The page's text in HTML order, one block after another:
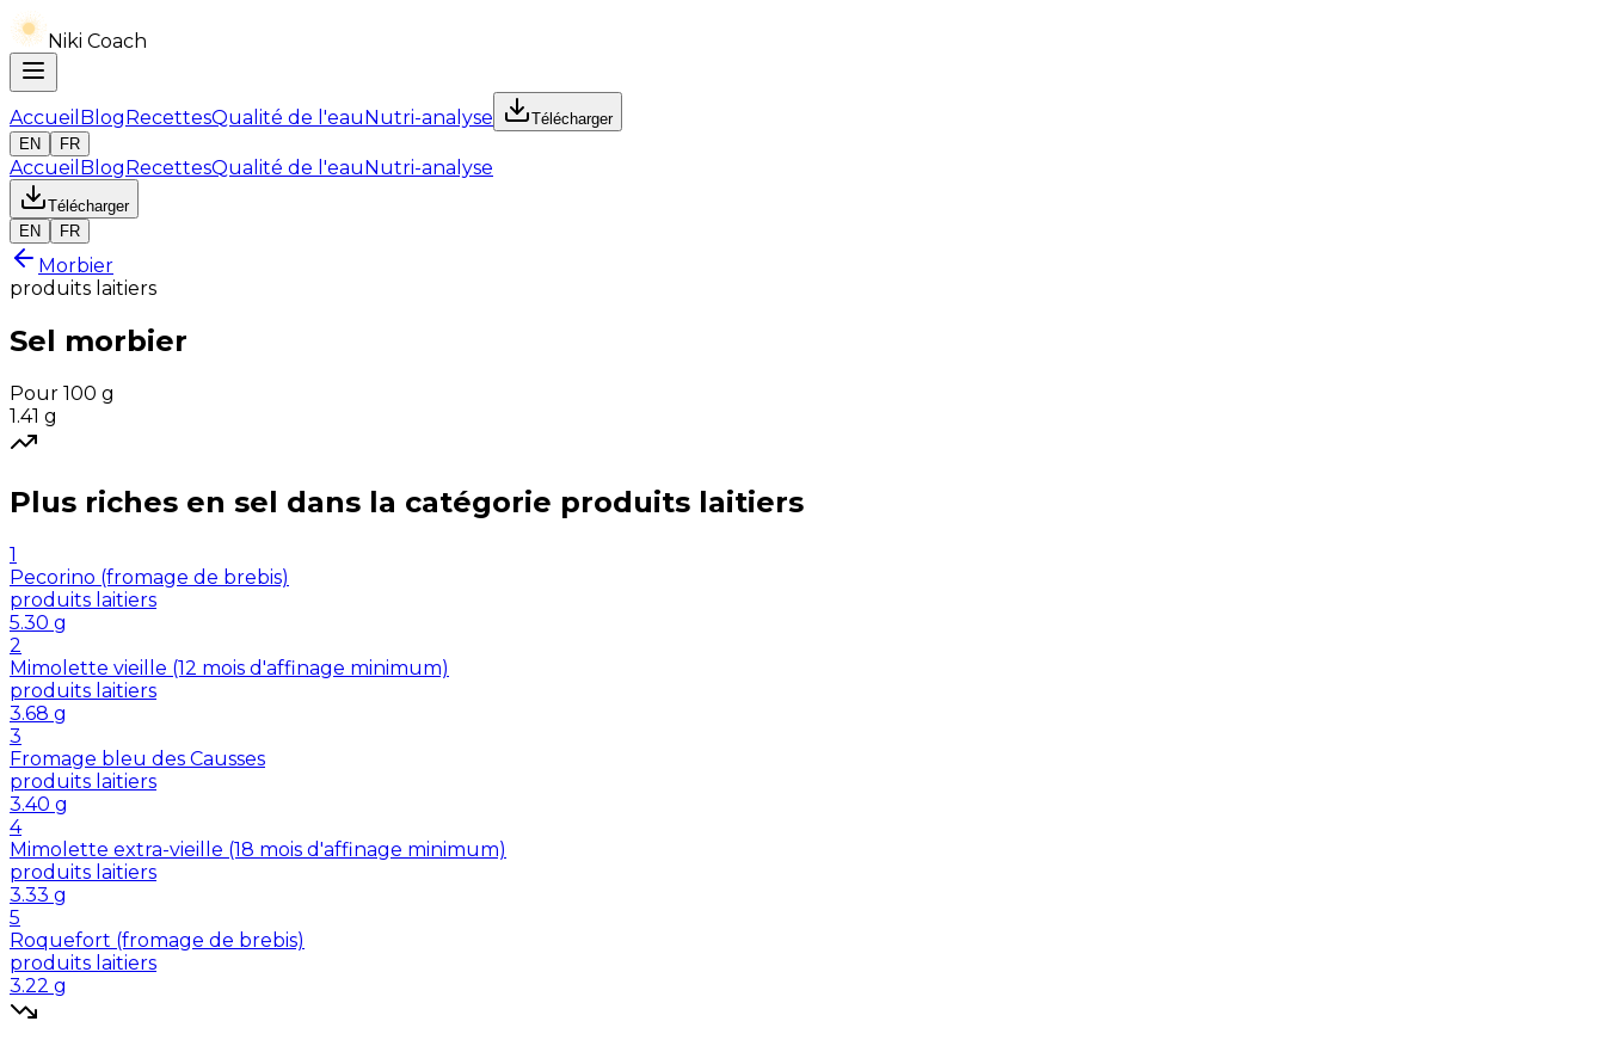
Niki Coach
Accueil BlogRecettesQualité de l'eauNutri-analyse
Télécharger
EN
FR
Accueil BlogRecettesQualité de l'eauNutri-analyse
Télécharger
EN
FR
Morbier
produits laitiers
Sel morbier
Pour 100 g
1.41 g
Plus riches en sel dans la catégorie produits laitiers
1
Pecorino (fromage de brebis)
produits laitiers
5.30 g
2
Mimolette vieille (12 mois d'affinage minimum)
produits laitiers
3.68 g
3
Fromage bleu des Causses
produits laitiers
3.40 g
4
Mimolette extra-vieille (18 mois d'affinage minimum)
produits laitiers
3.33 g
5
Roquefort (fromage de brebis)
produits laitiers
3.22 g